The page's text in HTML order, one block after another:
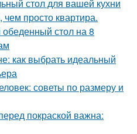
стол для вашей кухни
просто квартира.
стол на 8
как выбрать идеальный
советы по размеру и
покраской важна: